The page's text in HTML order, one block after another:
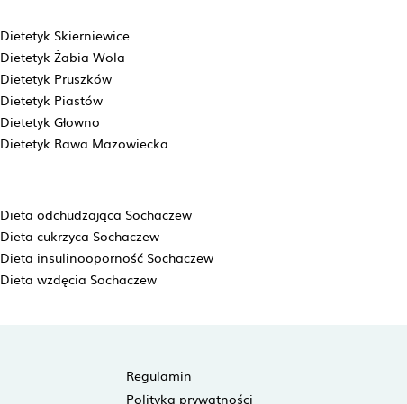
Dietetyk Skierniewice
Dietetyk Żabia Wola
Dietetyk Pruszków
Dietetyk Piastów
Dietetyk Głowno
Dietetyk Rawa Mazowiecka
Dieta odchudzająca Sochaczew
Dieta cukrzyca Sochaczew
Dieta insulinooporność Sochaczew
Dieta wzdęcia Sochaczew
Regulamin
Polityka prywatności